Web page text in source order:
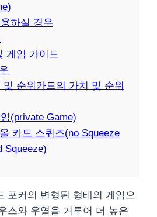
하실 경우
게임 가이드
및 순위카드의 가치 및 순위
(private Game)
카드 스퀴즈(no Squeeze
Squeeze)
포커의 변형된 형태의 게임으
스와 우열을 겨루어 더 높은